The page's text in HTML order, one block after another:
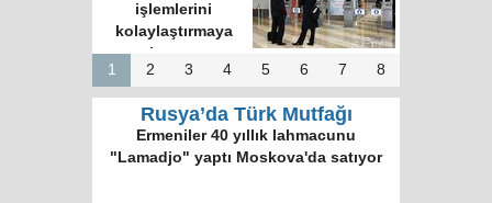
işlemlerini
kolaylaştırmaya
hazırız
1
2 3 4 5 6 7 8
Rusya’da Türk Mutfağı
Ermeniler 40 yıllık lahmacunu
"Lamadjo" yaptı Moskova'da satıyor